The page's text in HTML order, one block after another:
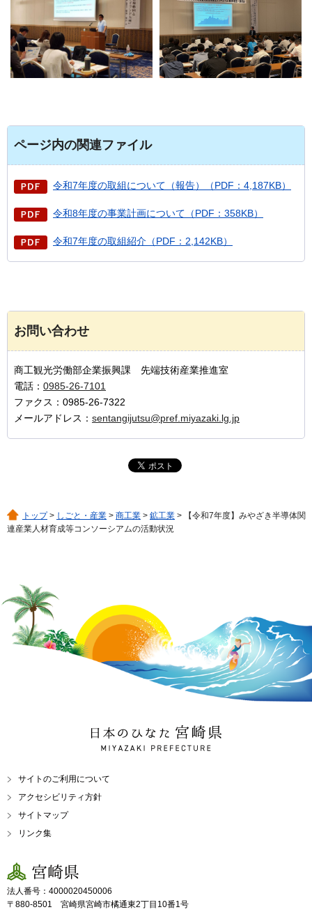
ページ内の関連ファイル
令和7年度の取組について（報告）（PDF：4,187KB）
令和8年度の事業計画について（PDF：358KB）
令和7年度の取組紹介（PDF：2,142KB）
お問い合わせ
商工観光労働部企業振興課 先端技術産業推進室
電話： 0985-26-7101
ファクス：0985-26-7322
メールアドレス： sentangijutsu@pref.miyazaki.lg.jp
トップ> しごと・産業 > 商工業 > 鉱工業 > 【令和7年度】みやざき半導体関
連産業人材育成等コンソーシアムの活動状況
日本のひなた 宮崎県
MIYAZAKI PREFECTURE
サイトのご利用について
アクセシビリティ方針
サイトマップ
リンク集
宮崎県
法人番号：4000020450006
〒880-8501 宮崎県宮崎市橘通東2丁目10番1号